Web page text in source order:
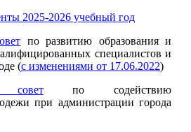
2025-2026 учебный год
по развитию образования и
специалистов и
(с изменениями от 17.06.2022)
советпо содействию
при администрации города